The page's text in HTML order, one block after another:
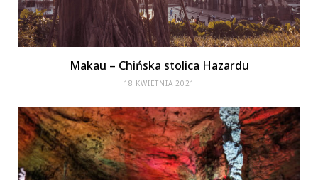
Makau – Chińska stolica Hazardu
18 KWIETNIA 2021